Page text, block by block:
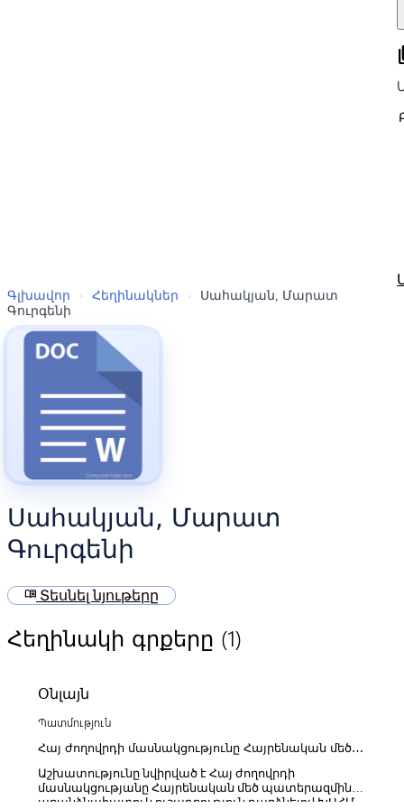
Գլխավոր › Հեղինակներ ›
Սահակյան, Մարատ
Գուրգենի
Սահակյան, Մարատ
Գուրգենի
menu_book Տեսնել նյութերը
Հեղինակի գրքերը (1)
Օնլայն
Պատմություն
Հայ ժողովրդի մասնակցությունը Հայրենական մեծ
արևմտյան շրջաններ)
Աշխատությունը նվիրված է Հայ ժողովրդի
մասնակցությանը Հայրենական մեծ պատերազմին՝
առանձնահատուկ ուշադրություն դարձնելով ԽՍՀՄ